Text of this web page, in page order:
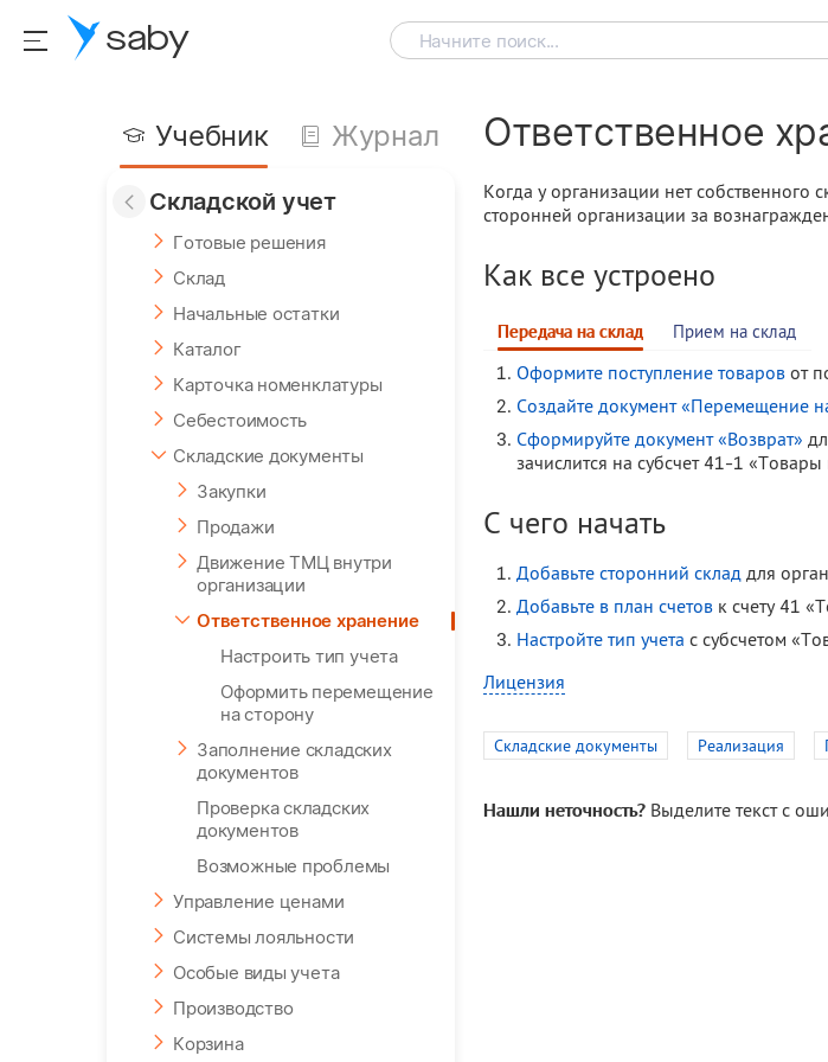
saby Начните поиск...
Учебник Журнал
Складской учет
Готовые решения
Склад
Начальные остатки
Каталог
Карточка номенклатуры
Себестоимость
Складские документы
Закупки
Продажи
Движение ТМЦ внутри
организации
Ответственное хранение
Настроить тип учета
Оформить перемещение
на сторону
Заполнение складских
документов
Проверка складских
документов
Возможные проблемы
Управление ценами
Системы лояльности
Особые виды учета
Производство
Корзина
Ответственное
Когда у организации нет
сторонней организации за
Как все устроено
Передача на склад Прием на склад
Оформите поступление товаров от
Создайте документ «Перемещение
Сформируйте документ «Возврат»
зачислится на субсчет 41-1 «Товары
С чего начать
Добавьте сторонний склад для
Добавьте в план счетов к счету 41
Настройте тип учета с субсчетом
Лицензия
Складские документы Реализация
Нашли неточность? Выделите текст с